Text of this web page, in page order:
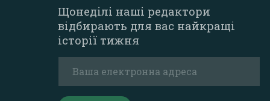
Щонеділі наші редактори
відбирають для вас найкращі
історії тижня